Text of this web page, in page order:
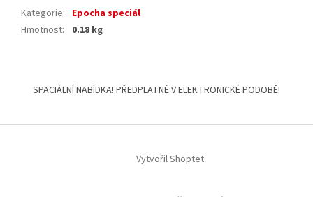
Kategorie: Epocha speciál
Hmotnost: 0.18 kg
SPACIÁLNÍ NABÍDKA! PŘEDPLATNÉ V ELEKTRONICKÉ PODOBĚ!
Vytvořil Shoptet